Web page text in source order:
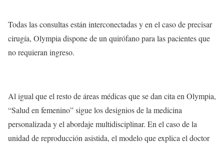
Todas las consultas están interconectadas y en el caso de precisar
cirugía, Olympia dispone de un quirófano para las pacientes que
no requieran ingreso.
Al igual que el resto de áreas médicas que se dan cita en Olympia,
“Salud en femenino” sigue los designios de la medicina
personalizada y el abordaje multidisciplinar. En el caso de la
unidad de reproducción asistida, el modelo que explica el doctor